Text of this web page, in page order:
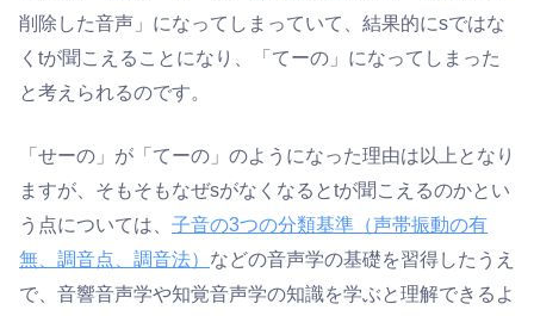
削除した音声」になってしまっていて、結果的にsではな
くtが聞こえることになり、「てーの」になってしまった
と考えられるのです。
「せーの」が「てーの」のようになった理由は以上となり
ますが、そもそもなぜsがなくなるとtが聞こえるのかとい
う点については、 子音の3つの分類基準（声帯振動の有
無、調音点、調音法） などの音声学の基礎を習得したうえ
で、音響音声学や知覚音声学の知識を学ぶと理解できるよ